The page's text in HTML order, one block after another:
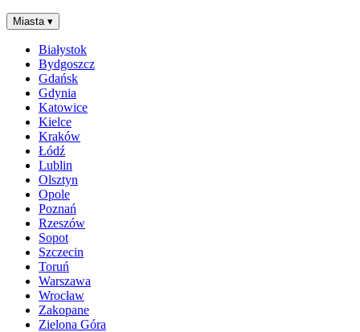
Miasta ▾
Białystok
Bydgoszcz
Gdańsk
Gdynia
Katowice
Kielce
Kraków
Łódź
Lublin
Olsztyn
Opole
Poznań
Rzeszów
Sopot
Szczecin
Toruń
Warszawa
Wrocław
Zakopane
Zielona Góra